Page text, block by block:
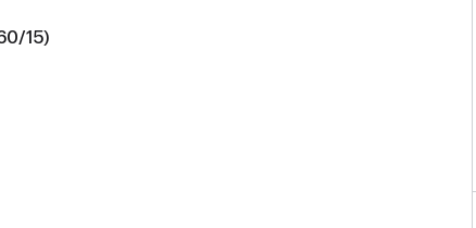
15)
высококачественный фитинг для